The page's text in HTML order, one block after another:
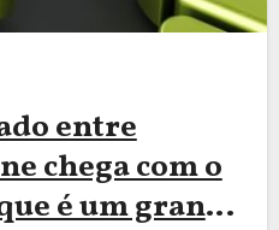
entre
chega com o
é um grande